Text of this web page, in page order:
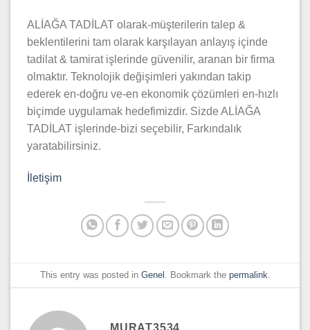
ALİAĞA TADİLAT olarak-müşterilerin talep &
beklentilerini tam olarak karşılayan anlayış içinde
tadilat & tamirat işlerinde güvenilir, aranan bir firma
olmaktır. Teknolojik değişimleri yakından takip
ederek en-doğru ve-en ekonomik çözümleri en-hızlı
biçimde uygulamak hedefimizdir. Sizde ALİAĞA
TADİLAT işlerinde-bizi seçebilir, Farkındalık
yaratabilirsiniz.
İletişim
This entry was posted in Genel . Bookmark the permalink